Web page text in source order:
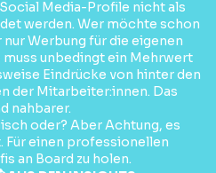
Media-Profile nicht als
werden. Wer möchte schon
Werbung für die eigenen
unbedingt ein Mehrwert
Eindrücke von hinter den
der Mitarbeiter:innen. Das
nahbarer.
oder? Aber Achtung, es
einen professionellen
an Board zu holen.